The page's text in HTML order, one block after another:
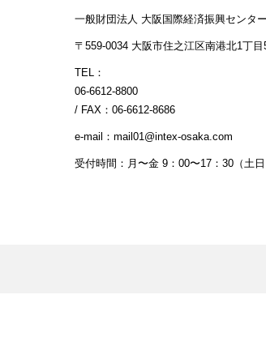
一般財団法人 大阪国際経済振興センター
〒559-0034 大阪市住之江区南港北1丁目
TEL：
06-6612-8800
/ FAX：06-6612-8686
e-mail：mail01@intex-osaka.com
受付時間：月〜金 9：00〜17：30 （土